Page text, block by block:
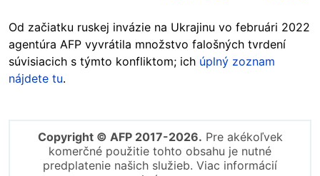
Od začiatku ruskej invázie na Ukrajinu vo februári 2022
agentúra AFP vyvrátila množstvo falošných tvrdení
súvisiacich s týmto konfliktom; ich úplný zoznam
nájdete tu.
Copyright © AFP 2017-2026. Pre akékoľvek
komerčné použitie tohto obsahu je nutné
predplatenie našich služieb. Viac informácií